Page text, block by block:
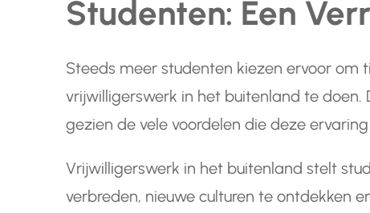
Studenten: Een
Steeds meer studenten kiezen ervoor om
vrijwilligerswerk in het buitenland te doen.
gezien de vele voordelen die deze
Vrijwilligerswerk in het buitenland stelt
verbreden, nieuwe culturen te ontdekken